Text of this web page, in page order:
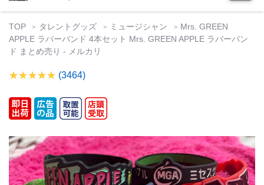
TOP タレントグッズ ミュージシャン
Mrs. GREEN
APPLE ラバーバンド 4本セット Mrs. GREEN APPLE ラバーバン
ド まとめ売り - メルカリ
(3464)